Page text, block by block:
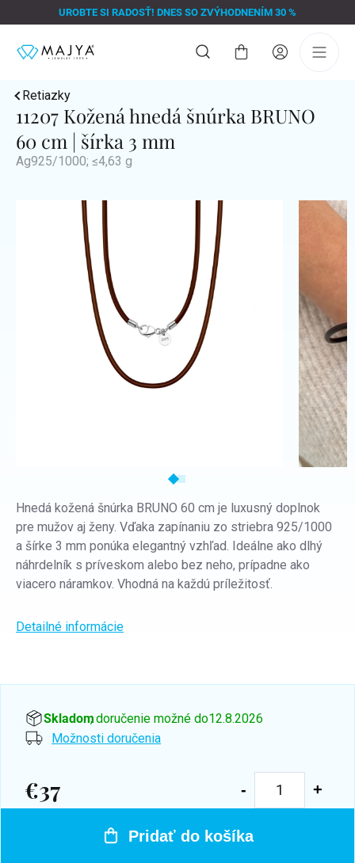
na
UROBTE SI RADOSŤ! DNES SO ZVÝHODNENÍM 30 %
Nákupný
Retiazky
11207 Kožená hnedá šnúrka BRUNO
60 cm | šírka 3 mm
Ag925/1000; ≤4,63 g
Hnedá kožená šnúrka BRUNO 60 cm je luxusný doplnok
pre mužov aj ženy. Vďaka zapínaniu zo striebra 925/1000
a šírke 3 mm ponúka elegantný vzhľad. Ideálne ako dlhý
náhrdelník s príveskom alebo bez neho, prípadne ako
viacero náramkov. Vhodná na každú príležitosť.
Detailné informácie
Skladom, doručenie možné do12.8.2026
Možnosti doručenia
€37
Jednotková
Pridať do košíka